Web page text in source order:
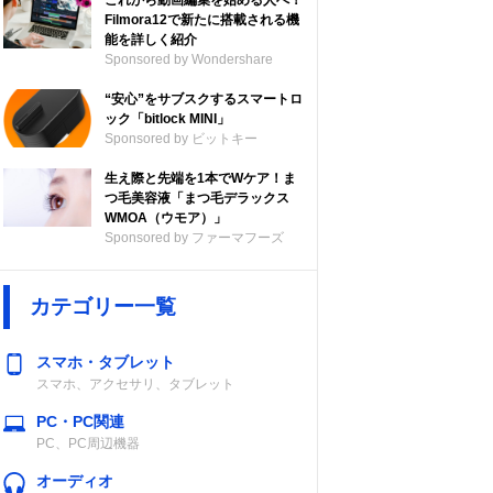
Filmora12で新たに搭載される機
能を詳しく紹介
Sponsored by Wondershare
“安心”をサブスクするスマートロ
ック「bitlock MINI」
Sponsored by ビットキー
生え際と先端を1本でWケア！ま
つ毛美容液「まつ毛デラックス
WMOA（ウモア）」
Sponsored by ファーマフーズ
カテゴリー一覧
スマホ・タブレット
スマホ、アクセサリ、タブレット
PC・PC関連
PC、PC周辺機器
オーディオ